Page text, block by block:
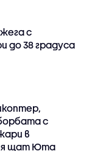
с
до 38 градуса
с
в
щат Юта